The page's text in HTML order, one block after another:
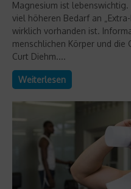
Magnesium ist
viel höheren Bedarf an
wirklich vorhanden ist.
menschlichen Körper und
Curt Diehm....
Weiterlesen